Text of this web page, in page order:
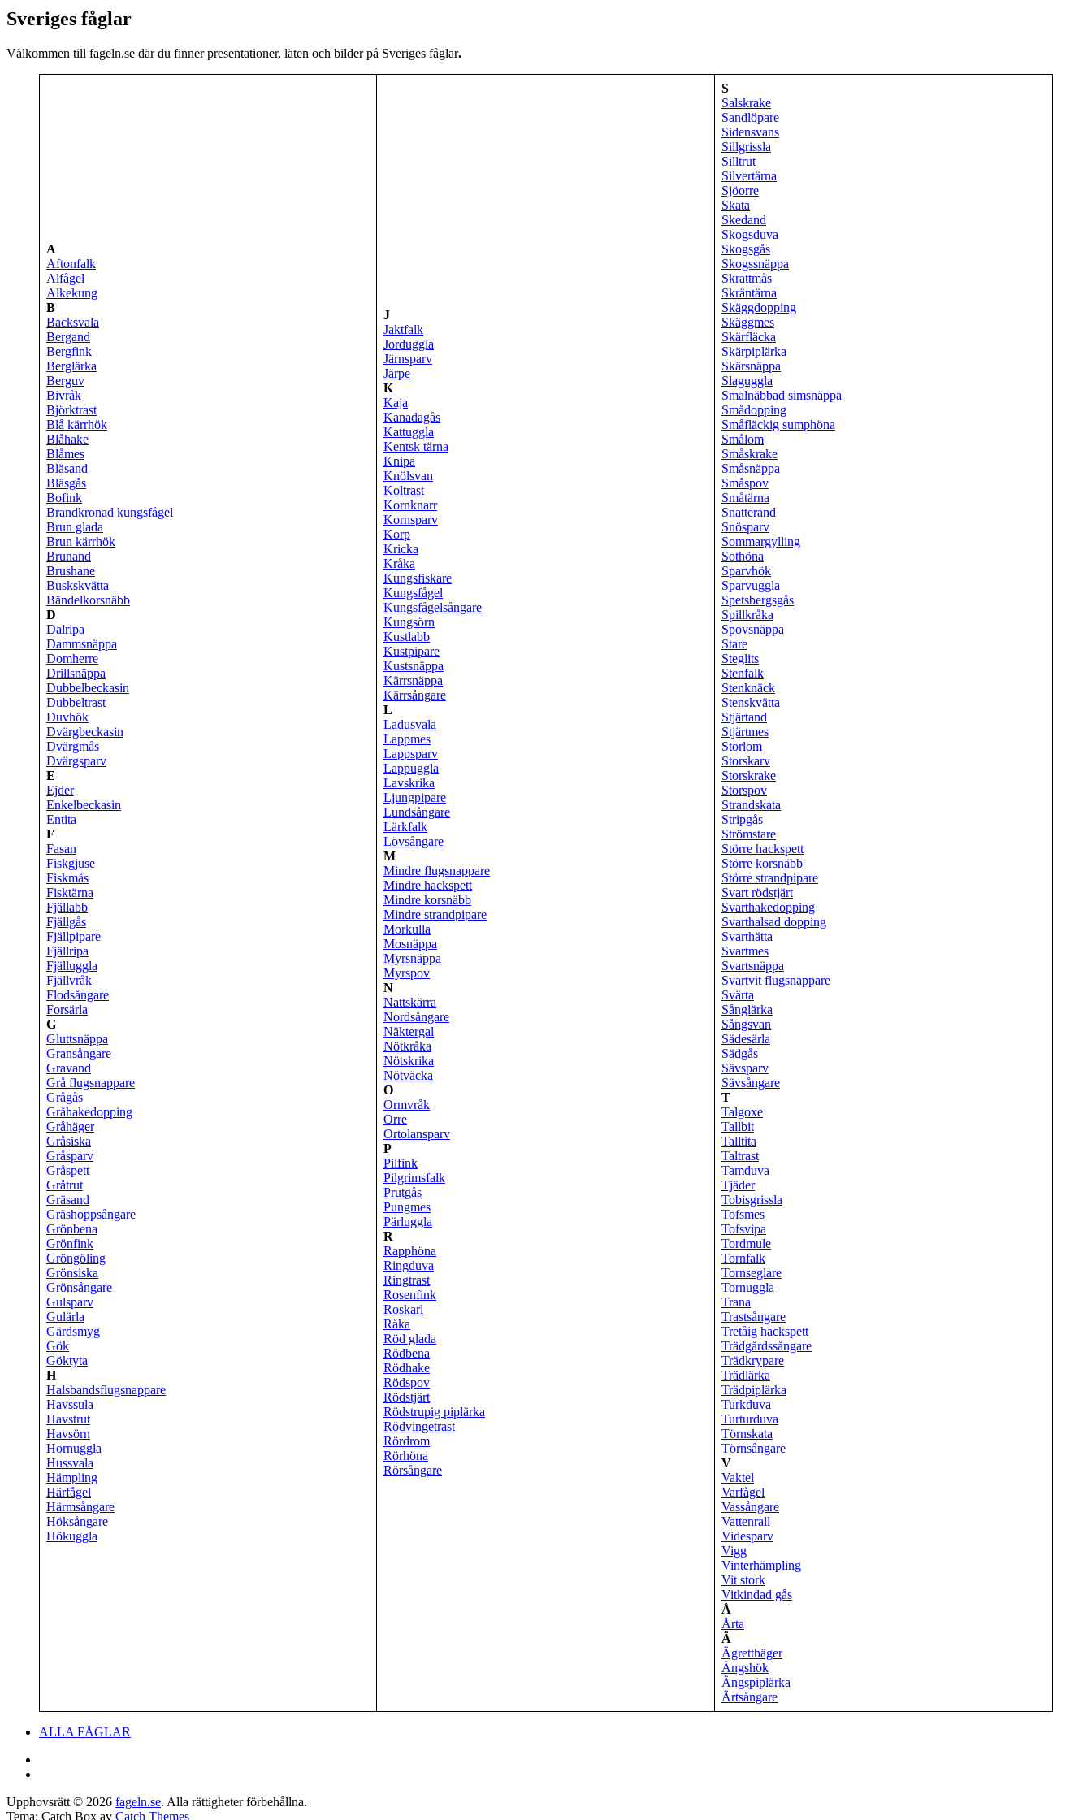
Sveriges fåglar
Välkommen till fageln.se där du finner presentationer, läten och bilder på Sveriges fåglar.
A
Aftonfalk
Alfågel
Alkekung
B
Backsvala
Bergand
Bergfink
Berglärka
Berguv
Bivråk
Björktrast
Blå kärrhök
Blåhake
Blåmes
Bläsand
Bläsgås
Bofink
Brandkronad kungsfågel
Brun glada
Brun kärrhök
Brunand
Brushane
Buskskvätta
Bändelkorsnäbb
D
Dalripa
Dammsnäppa
Domherre
Drillsnäppa
Dubbelbeckasin
Dubbeltrast
Duvhök
Dvärgbeckasin
Dvärgmås
Dvärgsparv
E
Ejder
Enkelbeckasin
Entita
F
Fasan
Fiskgjuse
Fiskmås
Fisktärna
Fjällabb
Fjällgås
Fjällpipare
Fjällripa
Fjälluggla
Fjällvråk
Flodsångare
Forsärla
G
Gluttsnäppa
Gransångare
Gravand
Grå flugsnappare
Grågås
Gråhakedopping
Gråhäger
Gråsiska
Gråsparv
Gråspett
Gråtrut
Gräsand
Gräshoppsångare
Grönbena
Grönfink
Gröngöling
Grönsiska
Grönsångare
Gulsparv
Gulärla
Gärdsmyg
Gök
Göktyta
H
Halsbandsflugsnappare
Havssula
Havstrut
Havsörn
Hornuggla
Hussvala
Hämpling
Härfågel
Härmsångare
Höksångare
Hökuggla
J
Jaktfalk
Jorduggla
Järnsparv
Järpe
K
Kaja
Kanadagås
Kattuggla
Kentsk tärna
Knipa
Knölsvan
Koltrast
Kornknarr
Kornsparv
Korp
Kricka
Kråka
Kungsfiskare
Kungsfågel
Kungsfågelsångare
Kungsörn
Kustlabb
Kustpipare
Kustsnäppa
Kärrsnäppa
Kärrsångare
L
Ladusvala
Lappmes
Lappsparv
Lappuggla
Lavskrika
Ljungpipare
Lundsångare
Lärkfalk
Lövsångare
M
Mindre flugsnappare
Mindre hackspett
Mindre korsnäbb
Mindre strandpipare
Morkulla
Mosnäppa
Myrsnäppa
Myrspov
N
Nattskärra
Nordsångare
Näktergal
Nötkråka
Nötskrika
Nötväcka
O
Ormvråk
Orre
Ortolansparv
P
Pilfink
Pilgrimsfalk
Prutgås
Pungmes
Pärluggla
R
Rapphöna
Ringduva
Ringtrast
Rosenfink
Roskarl
Råka
Röd glada
Rödbena
Rödhake
Rödspov
Rödstjärt
Rödstrupig piplärka
Rödvingetrast
Rördrom
Rörhöna
Rörsångare
S
Salskrake
Sandlöpare
Sidensvans
Sillgrissla
Silltrut
Silvertärna
Sjöorre
Skata
Skedand
Skogsduva
Skogsgås
Skogssnäppa
Skrattmås
Skräntärna
Skäggdopping
Skäggmes
Skärfläcka
Skärpiplärka
Skärsnäppa
Slaguggla
Smalnäbbad simsnäppa
Smådopping
Småfläckig sumphöna
Smålom
Småskrake
Småsnäppa
Småspov
Småtärna
Snatterand
Snösparv
Sommargylling
Sothöna
Sparvhök
Sparvuggla
Spetsbergsgås
Spillkråka
Spovsnäppa
Stare
Steglits
Stenfalk
Stenknäck
Stenskvätta
Stjärtand
Stjärtmes
Storlom
Storskarv
Storskrake
Storspov
Strandskata
Stripgås
Strömstare
Större hackspett
Större korsnäbb
Större strandpipare
Svart rödstjärt
Svarthakedopping
Svarthalsad dopping
Svarthätta
Svartmes
Svartsnäppa
Svartvit flugsnappare
Svärta
Sånglärka
Sångsvan
Sädesärla
Sädgås
Sävsparv
Sävsångare
T
Talgoxe
Tallbit
Talltita
Taltrast
Tamduva
Tjäder
Tobisgrissla
Tofsmes
Tofsvipa
Tordmule
Tornfalk
Tornseglare
Tornuggla
Trana
Trastsångare
Tretåig hackspett
Trädgårdssångare
Trädkrypare
Trädlärka
Trädpiplärka
Turkduva
Turturduva
Törnskata
Törnsångare
V
Vaktel
Varfågel
Vassångare
Vattenrall
Videsparv
Vigg
Vinterhämpling
Vit stork
Vitkindad gås
Å
Årta
Ä
Ägretthäger
Ängshök
Ängspiplärka
Ärtsångare
Sidfotsmeny
ALLA FÅGLAR
Upphovsrätt © 2026 fageln.se. Alla rättigheter förbehållna.
Tema: Catch Box av Catch Themes